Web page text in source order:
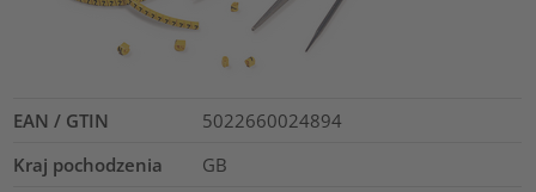
EAN / GTIN
5022660024894
Kraj pochodzenia
GB